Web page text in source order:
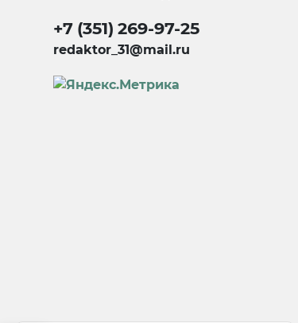
+7 (351) 269-97-25
redaktor_31@mail.ru